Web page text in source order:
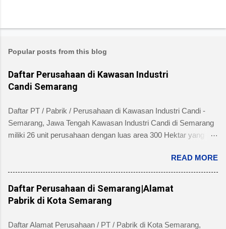
Popular posts from this blog
Daftar Perusahaan di Kawasan Industri
Candi Semarang
Daftar PT / Pabrik / Perusahaan di Kawasan Industri Candi -
Semarang, Jawa Tengah Kawasan Industri Candi di Semarang
miliki 26 unit perusahaan dengan luas area 300 Hektar yang
Kecamatan Ngaliyan dan memiliki fasilitas tanah yang siap
dibangun , jalan 20 s/d 30 meter, green belt, listrik , telepon , air,
security service dan memiliki kemudahan atau keuntungan
bebas banjir dan ideal untuk industri menengah dan besar untuk
alamat pengelola berada di Jl. Tambakaji II No. 7 Semarang
READ MORE
Daftar Perusahaan di Semarang|Alamat
Pabrik di Kota Semarang
Daftar Alamat Perusahaan / PT / Pabrik di Kota Semarang,